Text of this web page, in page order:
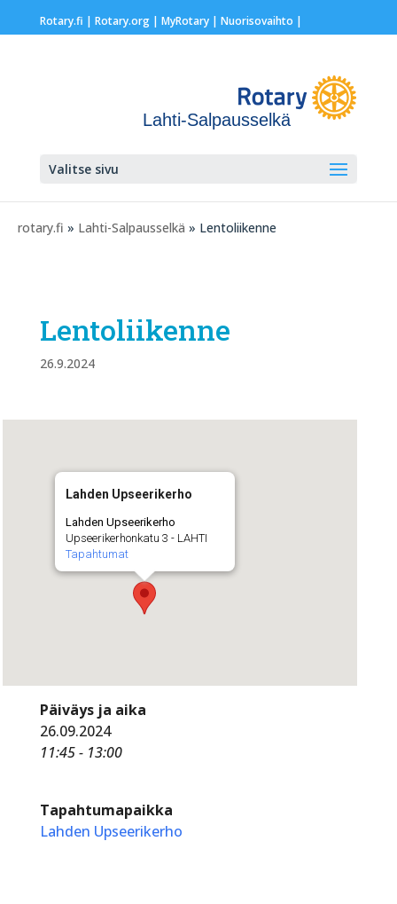
Rotary.fi | Rotary.org| MyRotary | Nuorisovaihto |
Lahti-Salpausselkä
Valitse sivu
rotary.fi » Lahti-Salpausselkä » Lentoliikenne
Lentoliikenne
26.9.2024
Lahden Upseerikerho
Lahden Upseerikerho
Upseerikerhonkatu 3 - LAHTI
Tapahtumat
Päiväys ja aika
26.09.2024
11:45 - 13:00
Tapahtumapaikka
Lahden Upseerikerho